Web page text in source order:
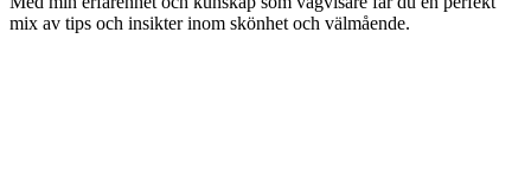
mix av tips och insikter inom skönhet och välmående.